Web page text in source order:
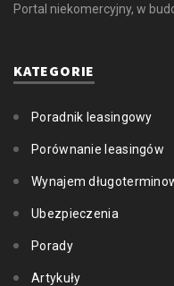
Portal niekomercyjny, w
KATEGORIE
Poradnik leasingowy
Porównanie leasingów
Wynajem
Ubezpieczenia
Porady
Artykuły